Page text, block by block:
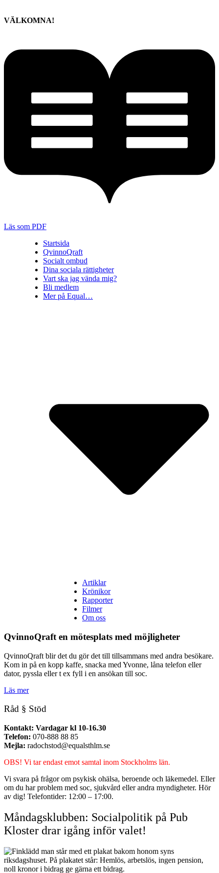
VÄLKOMNA!
Läs som PDF
Startsida
QvinnoQraft
Socialt ombud
Dina sociala rättigheter
Vart ska jag vända mig?
Bli medlem
Mer på Equal…
Artiklar
Krönikor
Rapporter
Filmer
Om oss
QvinnoQraft en mötesplats med möjligheter
QvinnoQraft blir det du gör det till tillsammans med andra besökare.
Kom in på en kopp kaffe, snacka med Yvonne, låna telefon eller
dator, pyssla eller t ex fyll i en ansökan till soc.
Läs mer
Råd § Stöd
Kontakt: Vardagar kl 10-16.30
Telefon: 070-888 88 85
Mejla: radochstod@equalsthlm.se
OBS! Vi tar endast emot samtal inom Stockholms län.
Vi svara på frågor om psykisk ohälsa, beroende och läkemedel. Eller
om du har problem med soc, sjukvård eller andra myndigheter. Hör
av dig! Telefontider: 12:00 – 17:00.
Måndagsklubben: Socialpolitik på Pub
Kloster drar igång inför valet!